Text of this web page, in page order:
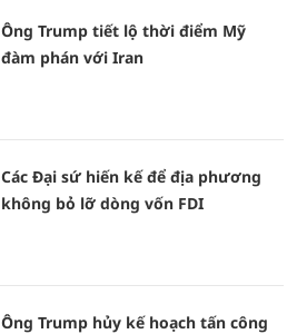
Ông Trump tiết lộ thời điểm Mỹ
đàm phán với Iran
Các Đại sứ hiến kế để địa phương
không bỏ lỡ dòng vốn FDI
Ông Trump hủy kế hoạch tấn công